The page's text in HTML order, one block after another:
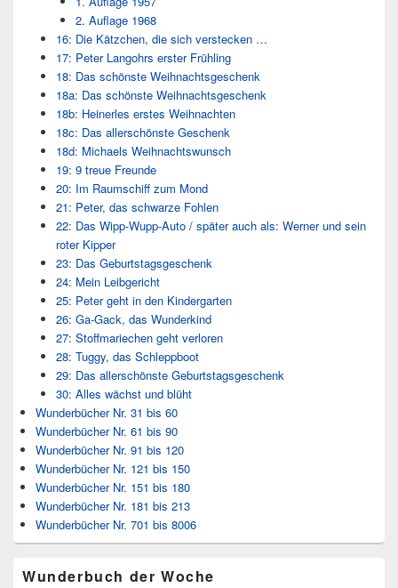
2. Auflage 1968
16: Die Kätzchen, die sich verstecken …
17: Peter Langohrs erster Frühling
18: Das schönste Weihnachtsgeschenk
18a: Das schönste Weihnachtsgeschenk
18b: Heinerles erstes Weihnachten
18c: Das allerschönste Geschenk
18d: Michaels Weihnachtswunsch
19: 9 treue Freunde
20: Im Raumschiff zum Mond
21: Peter, das schwarze Fohlen
22: Das Wipp-Wupp-Auto / später auch als: Werner und sein
roter Kipper
23: Das Geburtstagsgeschenk
24: Mein Leibgericht
25: Peter geht in den Kindergarten
26: Ga-Gack, das Wunderkind
27: Stoffmariechen geht verloren
28: Tuggy, das Schleppboot
29: Das allerschönste Geburtstagsgeschenk
30: Alles wächst und blüht
Wunderbücher Nr. 31 bis 60
Wunderbücher Nr. 61 bis 90
Wunderbücher Nr. 91 bis 120
Wunderbücher Nr. 121 bis 150
Wunderbücher Nr. 151 bis 180
Wunderbücher Nr. 181 bis 213
Wunderbücher Nr. 701 bis 8006
Wunderbuch der Woche